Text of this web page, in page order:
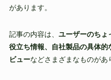
があります。
記事の内容は、 ユーザーのちょ
役立ち情報、自社製品の具体
ビューなどさまざまなものがあ